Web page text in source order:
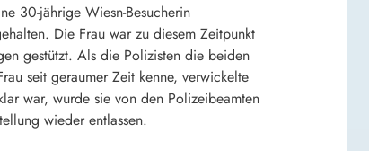
30-jährige Wiesn-Besucherin
Die Frau war zu diesem Zeitpunkt
gestützt. Als die Polizisten die beiden
seit geraumer Zeit kenne, verwickelte
war, wurde sie von den Polizeibeamten
wieder entlassen.